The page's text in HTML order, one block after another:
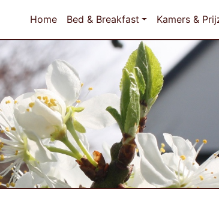
Home Bed & Breakfast Kamers &